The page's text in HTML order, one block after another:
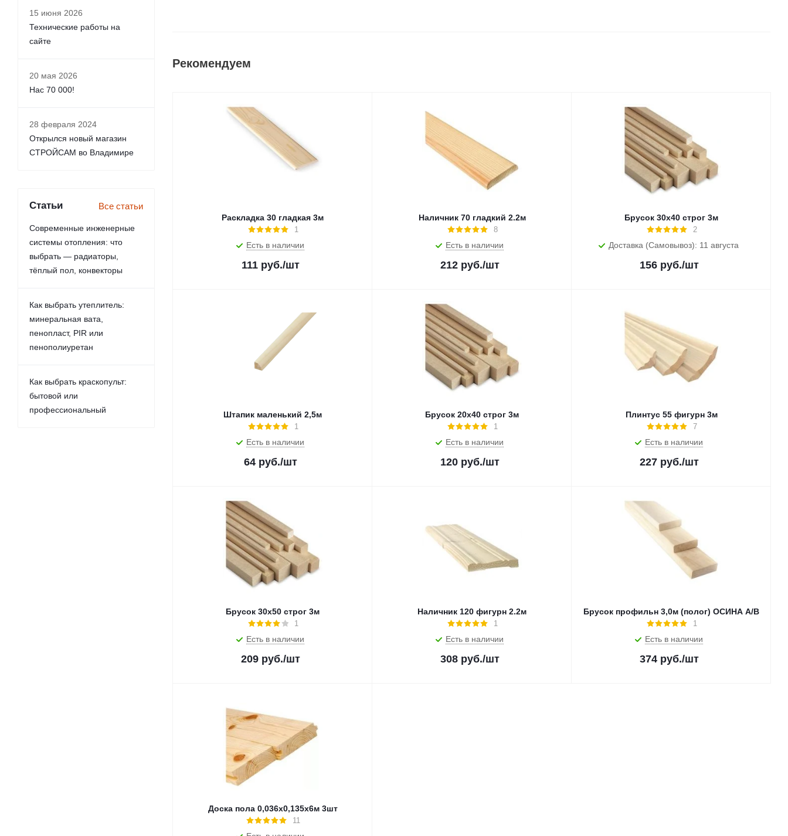
Рекомендуем
Раскладка 30 гладкая 3м
1
Есть в наличии
111 руб./шт
Наличник 70 гладкий 2.2м
8
Есть в наличии
212 руб./шт
Брусок 30х40 строг 3м
2
Доставка (Самовывоз): 11 августа
156 руб./шт
Штапик маленький 2,5м
1
Есть в наличии
64 руб./шт
Брусок 20х40 строг 3м
1
Есть в наличии
120 руб./шт
Плинтус 55 фигурн 3м
7
Есть в наличии
227 руб./шт
Брусок 30х50 строг 3м
1
Есть в наличии
209 руб./шт
Наличник 120 фигурн 2.2м
1
Есть в наличии
308 руб./шт
Брусок профильн 3,0м (полог) ОСИНА А/В
1
Есть в наличии
374 руб./шт
Доска пола 0,036х0,135х6м 3шт
11
15 июня 2026
Технические работы на
сайте
20 мая 2026
Нас 70 000!
28 февраля 2024
Открылся новый магазин
СТРОЙСАМ во Владимире
Статьи Все статьи
Современные инженерные
системы отопления: что
выбрать — радиаторы,
тёплый пол, конвекторы
Как выбрать утеплитель:
минеральная вата,
пенопласт, PIR или
пенополиуретан
Как выбрать краскопульт:
бытовой или
профессиональный